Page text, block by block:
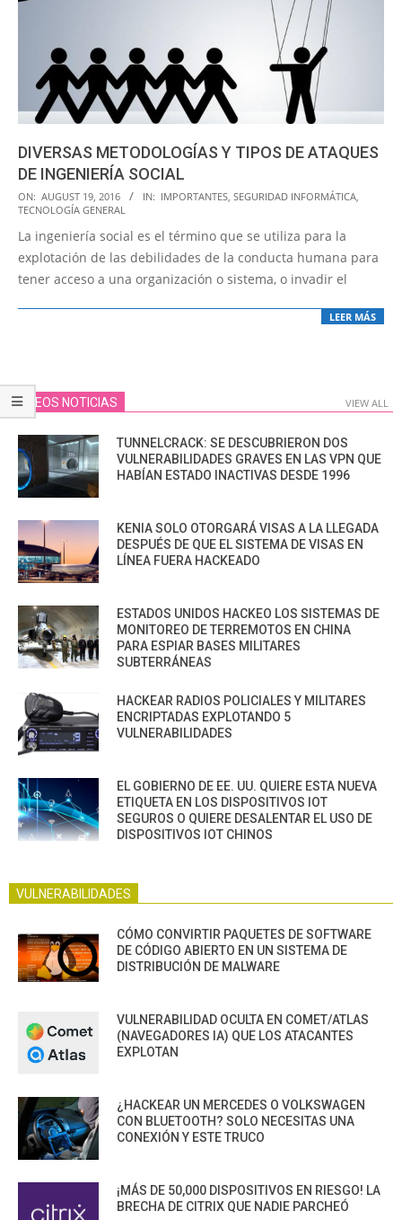
DIVERSAS METODOLOGÍAS Y TIPOS DE ATAQUES
DE INGENIERÍA SOCIAL
2016-
08-
19
ON: AUGUST 19, 2016 IN: IMPORTANTES, SEGURIDAD INFORMÁTICA,
TECNOLOGÍA GENERAL
La ingeniería social es el término que se utiliza para la
explotación de las debilidades de la conducta humana para
tener acceso a una organización o sistema, o invadir el
LEER MÁS
VIDEOS NOTICIAS VIEW ALL
TUNNELCRACK: SE DESCUBRIERON DOS
VULNERABILIDADES GRAVES EN LAS VPN QUE
HABÍAN ESTADO INACTIVAS DESDE 1996
KENIA SOLO OTORGARÁ VISAS A LA LLEGADA
DESPUÉS DE QUE EL SISTEMA DE VISAS EN
LÍNEA FUERA HACKEADO
ESTADOS UNIDOS HACKEO LOS SISTEMAS DE
MONITOREO DE TERREMOTOS EN CHINA
PARA ESPIAR BASES MILITARES
SUBTERRÁNEAS
HACKEAR RADIOS POLICIALES Y MILITARES
ENCRIPTADAS EXPLOTANDO 5
VULNERABILIDADES
EL GOBIERNO DE EE. UU. QUIERE ESTA NUEVA
ETIQUETA EN LOS DISPOSITIVOS IOT
SEGUROS O QUIERE DESALENTAR EL USO DE
DISPOSITIVOS IOT CHINOS
VULNERABILIDADES
CÓMO CONVIRTIR PAQUETES DE SOFTWARE
DE CÓDIGO ABIERTO EN UN SISTEMA DE
DISTRIBUCIÓN DE MALWARE
VULNERABILIDAD OCULTA EN COMET/ATLAS
(NAVEGADORES IA) QUE LOS ATACANTES
EXPLOTAN
¿HACKEAR UN MERCEDES O VOLKSWAGEN
CON BLUETOOTH? SOLO NECESITAS UNA
CONEXIÓN Y ESTE TRUCO
¡MÁS DE 50,000 DISPOSITIVOS EN RIESGO! LA
BRECHA DE CITRIX QUE NADIE PARCHEÓ